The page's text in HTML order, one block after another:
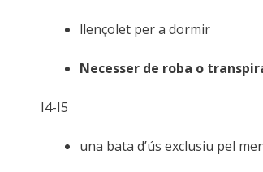
llençolet per a dormir
Necesser de roba o
I4-I5
una bata d’ús exclusiu pel